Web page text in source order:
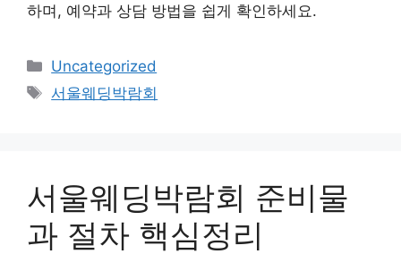
하며, 예약과 상담 방법을 쉽게 확인하세요.
Categories
Uncategorized
Tags
서울웨딩박람회
서울웨딩박람회 준비물
과 절차 핵심정리